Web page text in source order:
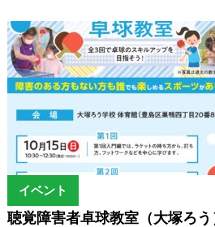
イベント
聴覚障害者卓球教室（大塚ろう